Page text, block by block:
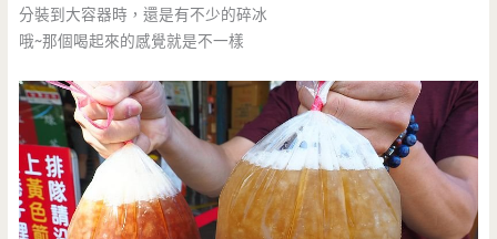
分裝到大容器時，還是有不少的碎冰
哦~那個喝起來的感覺就是不一樣